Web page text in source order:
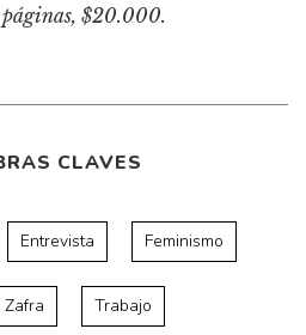
$20.000.
CLAVES
Entrevista Feminismo
Zafra Trabajo